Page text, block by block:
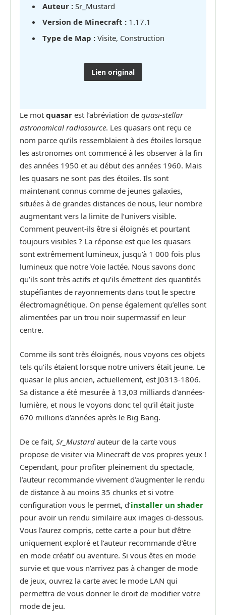
Auteur : Sr_Mustard
Version de Minecraft : 1.17.1
Type de Map : Visite, Construction
Lien original
Le mot quasar est l’abréviation de quasi-stellar
astronomical radiosource. Les quasars ont reçu ce
nom parce qu’ils ressemblaient à des étoiles lorsque
les astronomes ont commencé à les observer à la fin
des années 1950 et au début des années 1960. Mais
les quasars ne sont pas des étoiles. Ils sont
maintenant connus comme de jeunes galaxies,
situées à de grandes distances de nous, leur nombre
augmentant vers la limite de l’univers visible.
Comment peuvent-ils être si éloignés et pourtant
toujours visibles ? La réponse est que les quasars
sont extrêmement lumineux, jusqu’à 1 000 fois plus
lumineux que notre Voie lactée. Nous savons donc
qu’ils sont très actifs et qu’ils émettent des quantités
stupéfiantes de rayonnements dans tout le spectre
électromagnétique. On pense également qu’elles sont
alimentées par un trou noir supermassif en leur
centre.
Comme ils sont très éloignés, nous voyons ces objets
tels qu’ils étaient lorsque notre univers était jeune. Le
quasar le plus ancien, actuellement, est J0313-1806.
Sa distance a été mesurée à 13,03 milliards d’années-
lumière, et nous le voyons donc tel qu’il était juste
670 millions d’années après le Big Bang.
De ce fait, Sr_Mustard auteur de la carte vous
propose de visiter via Minecraft de vos propres yeux !
Cependant, pour profiter pleinement du spectacle,
l’auteur recommande vivement d’augmenter le rendu
de distance à au moins 35 chunks et si votre
configuration vous le permet, d’installer un shader
pour avoir un rendu similaire aux images ci-dessous.
Vous l’aurez compris, cette carte a pour but d’être
uniquement exploré et l’auteur recommande d’être
en mode créatif ou aventure. Si vous êtes en mode
survie et que vous n’arrivez pas à changer de mode
de jeux, ouvrez la carte avec le mode LAN qui
permettra de vous donner le droit de modifier votre
mode de jeu.